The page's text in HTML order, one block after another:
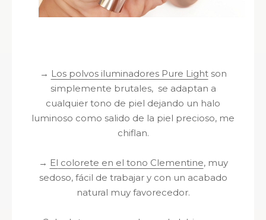
→ Los polvos iluminadores Pure Lightson
simplemente brutales, se adaptan a
cualquier tono de piel dejando un halo
luminoso como salido de la piel precioso, me
chiflan.
→ El colorete en el tono Clementine, muy
sedoso, fácil de trabajar y con un acabado
natural muy favorecedor.